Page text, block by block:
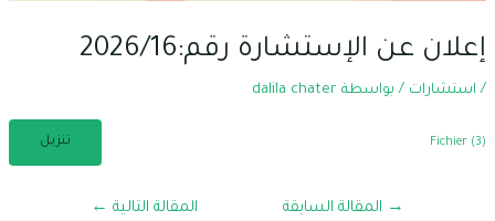
إعلان عن الإستشارة رقم:2026/16
/ استشارات / بواسطة dalila chater
Fichier (3) تنزيل
→ المقالة السابقة المقالة التالية ←